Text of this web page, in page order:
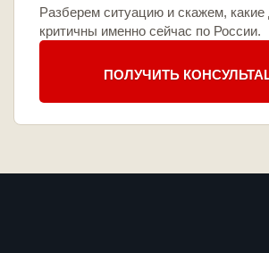
Разберем ситуацию и скажем, какие
критичны именно сейчас по России.
ПОЛУЧИТЬ